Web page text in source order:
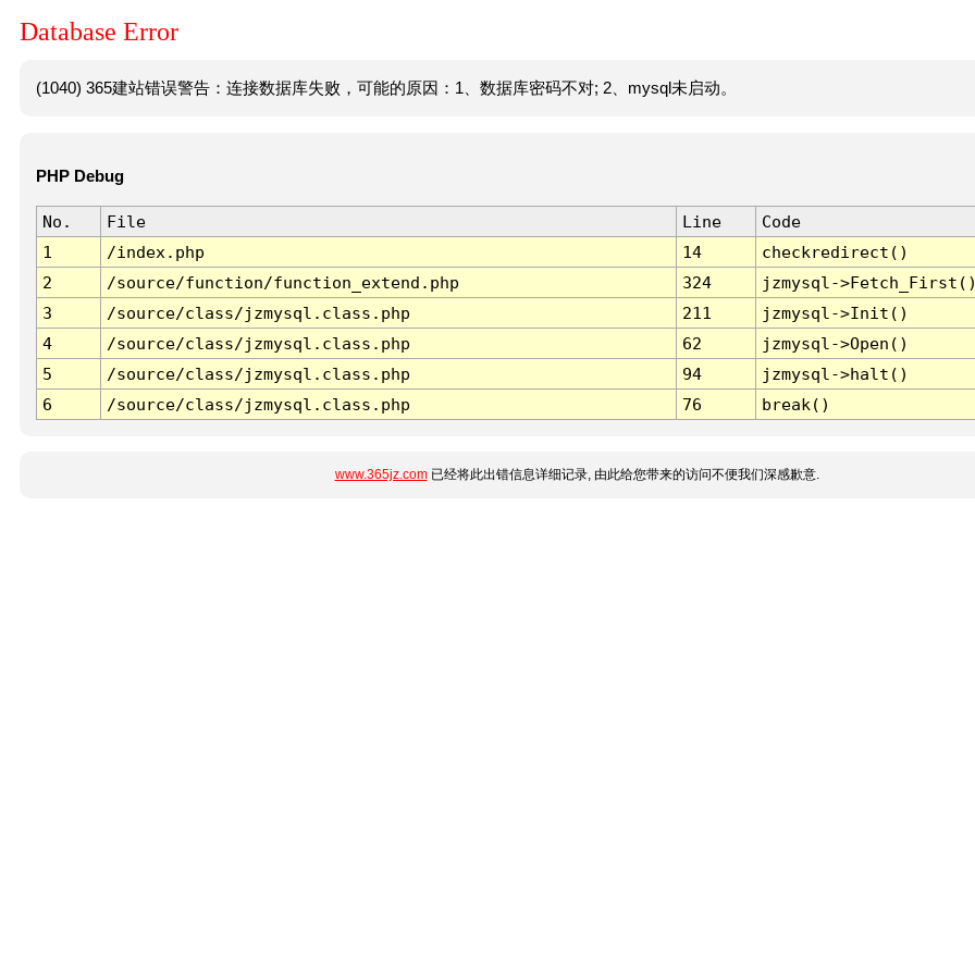
Database Error
(1040) 365建站错误警告：连接数据库失败，可能的原因：1、数据库密码不对; 2、mysql未启动。
PHP Debug
No. File Line
Code
1
/index.php 14
checkredirect()
2
/source/function/function_extend.php 324
jzmysql-
3
/source/class/jzmysql.class.php 211
jzmysql->Init()
4
/source/class/jzmysql.class.php 62
jzmysql->Open()
5
/source/class/jzmysql.class.php 94
jzmysql->halt()
6
/source/class/jzmysql.class.php 76 break()
www.365jz.com已经将此出错信息详细记录, 由此给您带来的访问不便我们深感歉意.